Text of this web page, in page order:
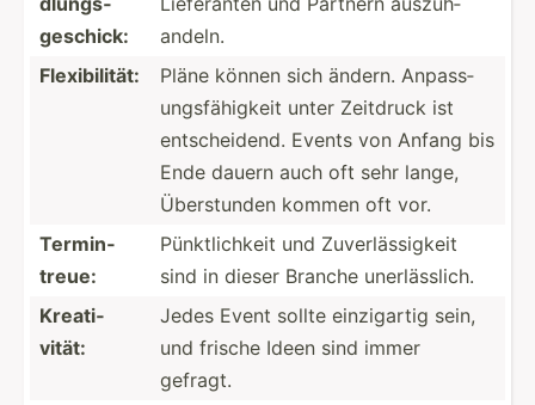
ges­chick:
andeln.
Flexib­ilität:
Pläne können sich ändern. Anpass­
ung­sfä­higkeit unter Zeitdruck ist
entsch­eidend. Events von Anfang bis
Ende dauern auch oft sehr lange,
Überst­unden kommen oft vor.
Termin­
treue:
Pünktl­ichkeit und Zuverl­äss­igkeit
sind in dieser Branche unerlä­sslich.
Kreati­
vität:
Jedes Event sollte einzig­artig sein,
und frische Ideen sind immer
gefragt.